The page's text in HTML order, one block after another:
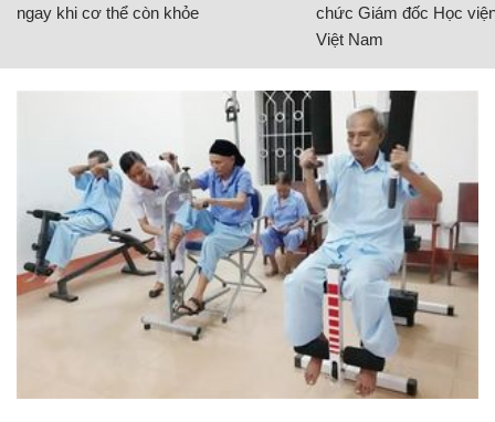
ngay khi cơ thể còn khỏe
chức Giám đốc Học
Việt Nam